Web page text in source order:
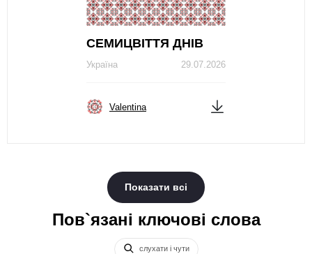
СЕМИЦВІТТЯ ДНІВ
29.07.2026
Україна
Valentina
Показати всі
Пов`язані ключові слова
слухати і чути